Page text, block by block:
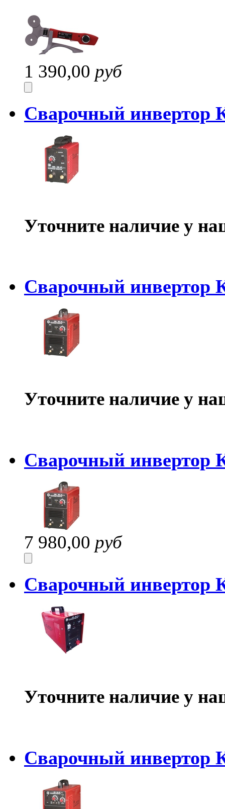
1 390,00 руб
Сварочный
Уточните наличие у
Сварочный
Уточните наличие у
Сварочный
7 980,00 руб
Сварочный
Уточните наличие у
Сварочный